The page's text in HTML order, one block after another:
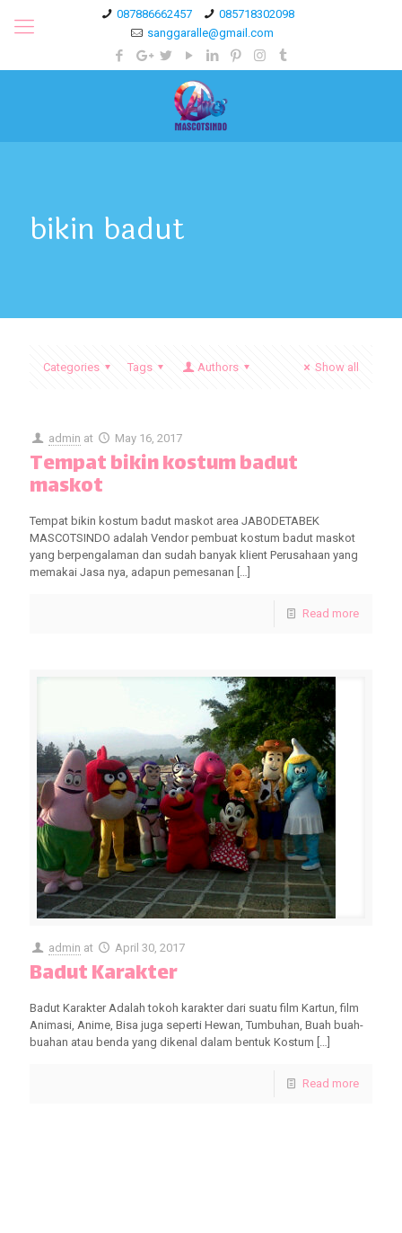
087886662457
085718302098
sanggaralle@gmail.com
bikin badut
Categories Tags Authors Show all
admin at May 16, 2017
Tempat bikin kostum badut
maskot
Tempat bikin kostum badut maskot area JABODETABEK
MASCOTSINDO adalah Vendor pembuat kostum badut maskot
yang berpengalaman dan sudah banyak klient Perusahaan yang
memakai Jasa nya, adapun pemesanan […]
Read more
admin at April 30, 2017
Badut Karakter
Badut Karakter Adalah tokoh karakter dari suatu film Kartun, film
Animasi, Anime, Bisa juga seperti Hewan, Tumbuhan, Buah buah-
buahan atau benda yang dikenal dalam bentuk Kostum […]
Read more